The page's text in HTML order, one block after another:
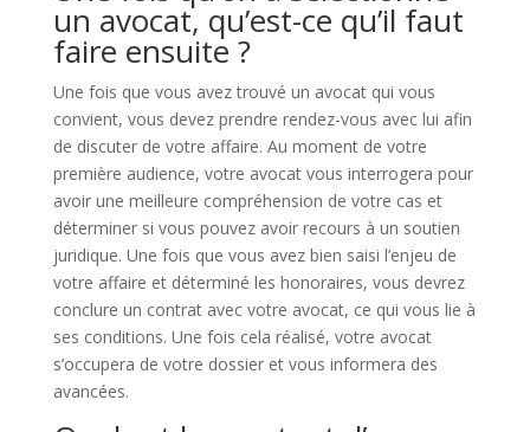
un avocat, qu’est-ce qu’il faut
faire ensuite ?
Une fois que vous avez trouvé un avocat qui vous
convient, vous devez prendre rendez-vous avec lui afin
de discuter de votre affaire. Au moment de votre
première audience, votre avocat vous interrogera pour
avoir une meilleure compréhension de votre cas et
déterminer si vous pouvez avoir recours à un soutien
juridique. Une fois que vous avez bien saisi l’enjeu de
votre affaire et déterminé les honoraires, vous devrez
conclure un contrat avec votre avocat, ce qui vous lie à
ses conditions. Une fois cela réalisé, votre avocat
s’occupera de votre dossier et vous informera des
avancées.